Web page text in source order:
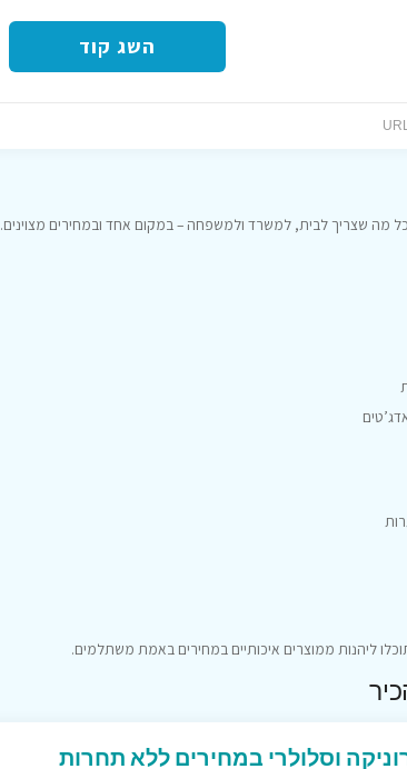
השג קוד
מה שצריך לבית, למשרד ולמשפחה – במקום אחד ובמחירים מצוינים.
ליהנות ממוצרים איכותיים במחירים באמת משתלמים.
וסלולרי במחירים ללא תחרות